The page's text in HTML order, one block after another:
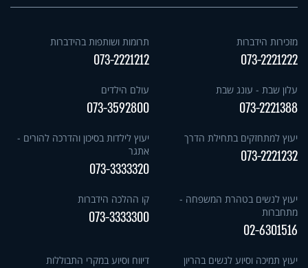
מזכירות הידברות
073-2221222
תרומות ושותפות בהידברות
073-2221212
עלון שבת - עונג שבת
073-2221388
עולם הילדים
073-3592800
יעוץ למתחזקים בתחילת הדרך
073-2221232
יעוץ לילדות בסיכון והדרכה להורים -
אתגר
073-3333320
יעוץ לנשים בטהרת המשפחה -
מתחברות
02-6301516
קו ההלכה הידברות
073-3333300
יעוץ תמיכה וסיוע לנשים בהריון דיווח וסיוע במקרי התבוללות